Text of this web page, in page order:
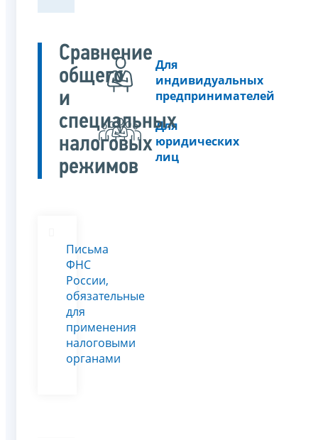
Сравнение
общего
и
специальных
налоговых
режимов
Для
индивидуальных
предпринимателей
Для
юридических
лиц
Письма
ФНС
России,
обязательные
для
применения
налоговыми
органами